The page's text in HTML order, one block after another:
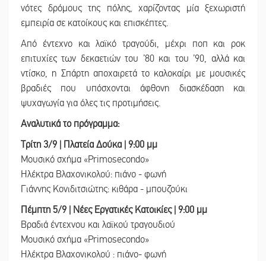
νότες δρόμους της πόλης, χαρίζοντας μία ξεχωριστή
εμπειρία σε κατοίκους και επισκέπτες.
Από έντεχνο και λαϊκό τραγούδι, μέχρι ποπ και ροκ
επιτυχίες των δεκαετιών του ’80 και του ’90, αλλά και
ντίσκο, η Σπάρτη αποχαιρετά το καλοκαίρι με μουσικές
βραδιές που υπόσχονται άφθονη διασκέδαση και
ψυχαγωγία για όλες τις προτιμήσεις.
Αναλυτικά το πρόγραμμα:
Τρίτη 3/9 | Πλατεία Δούκα | 9:00 μμ
Μουσικό σχήμα «Primosecondo»
Ηλέκτρα Βλαχονικολού: πιάνο - φωνή
Γιάννης Κονιδιτσιώτης: κιθάρα - μπουζούκι
Πέμπτη 5/9 | Νέες Εργατικές Κατοικίες | 9:00 μμ
Βραδιά έντεχνου και λαϊκού τραγουδιού
Μουσικό σχήμα «Primosecondo»
Ηλέκτρα Βλαχονικολού : πιάνο- φωνή